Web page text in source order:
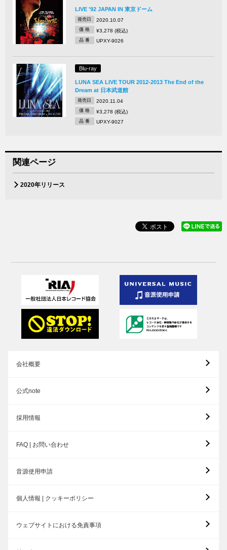
LIVE '92 JAPAN IN 東京ドーム
発売日 2020.10.07
価 格 ¥3,278 (税込)
品 番 UPXY-9026
Blu-ray
LUNA SEA LIVE TOUR 2012‐2013 The End of the
Dream at 日本武道館
発売日 2020.11.04
価 格 ¥3,278 (税込)
品 番 UPXY-9027
関連ページ
2020年リリース
会社概要
公式note
採用情報
FAQ | お問い合わせ
音源使用申請
個人情報 | クッキーポリシー
ウェブサイトにおける免責事項